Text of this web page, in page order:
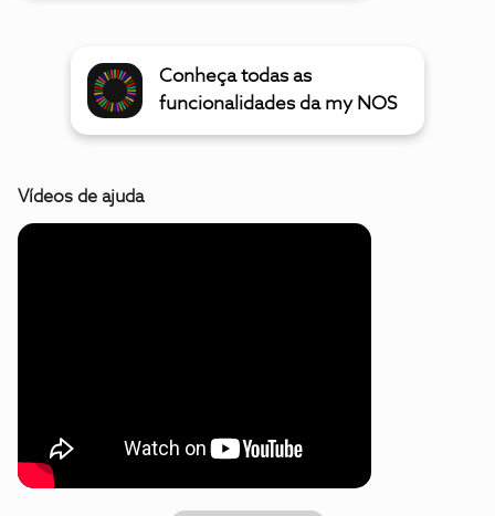
Conheça todas as
funcionalidades da my NOS
Vídeos de ajuda